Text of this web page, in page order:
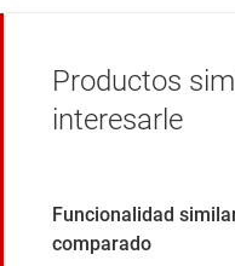
Productos
interesarle
Funcionalidad
comparado